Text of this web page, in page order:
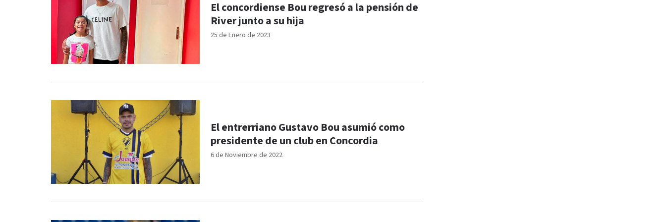
25 de Enero de 2023
El concordiense Bou regresó a la pensión de
River junto a su hija
6 de Noviembre de 2022
El entrerriano Gustavo Bou asumió como
presidente de un club en Concordia